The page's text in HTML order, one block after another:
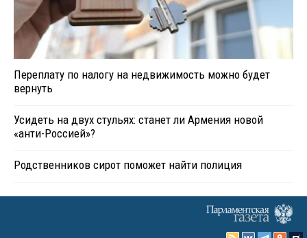
Переплату по налогу на недвижимость можно будет
вернуть
Усидеть на двух стульях: станет ли Армения новой
«анти-Россией»?
Родственников сирот поможет найти полиция